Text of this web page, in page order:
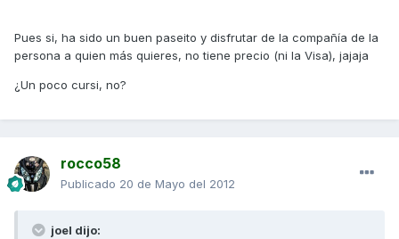
Pues si, ha sido un buen paseito y disfrutar de la compañía de la
persona a quien más quieres, no tiene precio (ni la Visa), jajaja
¿Un poco cursi, no?
rocco58
Publicado 20 de Mayo del 2012
joel dijo: